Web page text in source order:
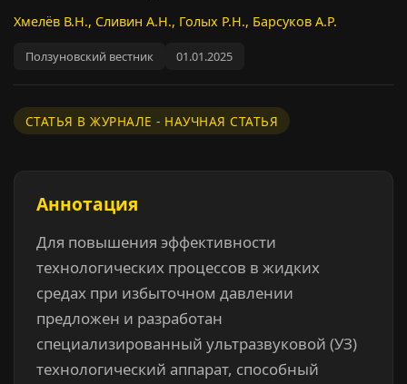
Хмелёв В.Н., Сливин А.Н., Голых Р.Н., Барсуков А.Р.
Ползуновский вестник 01.01.2025
СТАТЬЯ В ЖУРНАЛЕ - НАУЧНАЯ СТАТЬЯ
Аннотация
Для повышения эффективности
технологических процессов в жидких
средах при избыточном давлении
предложен и разработан
специализированный ультразвуковой (УЗ)
технологический аппарат, способный